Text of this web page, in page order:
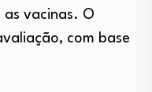
as vacinas. O
com base